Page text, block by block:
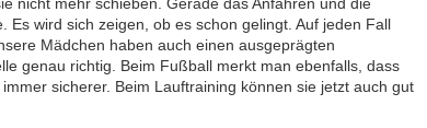
wird sich zeigen, ob es schon gelingt. Auf jeden Fall
Mädchen haben auch einen ausgeprägten
genau richtig. Beim Fußball merkt man ebenfalls, dass
sicherer. Beim Lauftraining können sie jetzt auch gut